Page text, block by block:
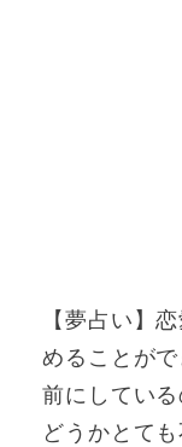
【夢占い】
めることが
前にしてい
どうかとて